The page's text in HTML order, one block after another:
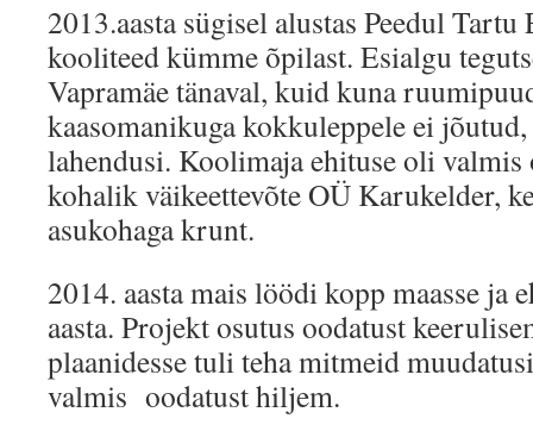
2013.aasta sügisel alustas Peedul
kooliteed kümme õpilast. Esialgu
Vapramäe tänaval, kuid kuna
kaasomanikuga kokkuleppele ei
lahendusi. Koolimaja ehituse oli
kohalik väikeettevõte OÜ Karukelder,
asukohaga krunt.
2014. aasta mais löödi kopp maasse ja
aasta. Projekt osutus oodatust
plaanidesse tuli teha mitmeid
valmis oodatust hiljem.